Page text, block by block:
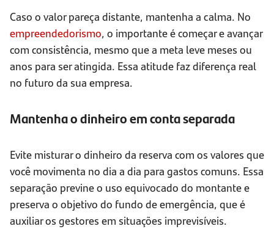
Caso o valor pareça distante, mantenha a calma. No
empreendedorismo, o importante é começar e avançar
com consistência, mesmo que a meta leve meses ou
anos para ser atingida. Essa atitude faz diferença real
no futuro da sua empresa.
Mantenha o dinheiro em conta separada
Evite misturar o dinheiro da reserva com os valores que
você movimenta no dia a dia para gastos comuns. Essa
separação previne o uso equivocado do montante e
preserva o objetivo do fundo de emergência, que é
auxiliar os gestores em situações imprevisíveis.